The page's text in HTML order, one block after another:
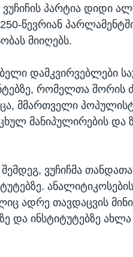
ვუჩიჩის პარტია დიდი
წევრიან
მიიღებს.
დამკვირვებლები
რომელთა შორის
მმართველი
მანიპულირების და
ვუჩიჩმა
ადრე თავდაცვის
და ინსტიტუტებზე